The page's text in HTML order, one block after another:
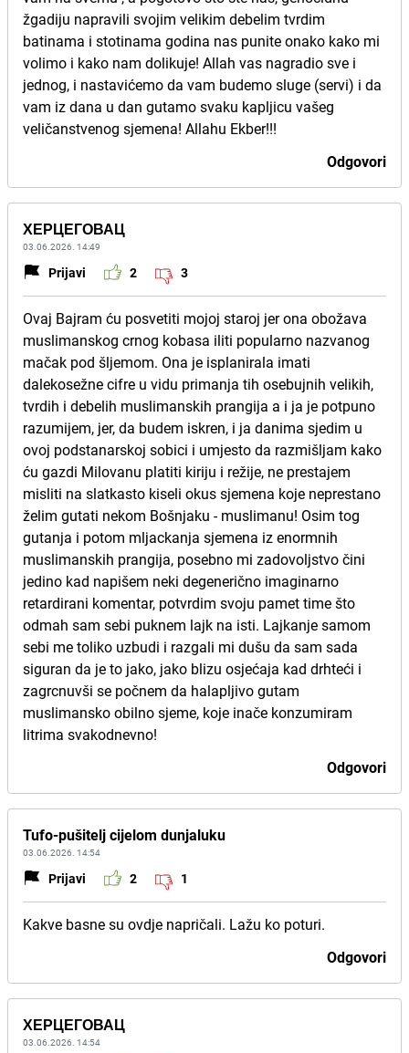
žgadiju napravili svojim velikim debelim tvrdim
batinama i stotinama godina nas punite onako kako mi
volimo i kako nam dolikuje! Allah vas nagradio sve i
jednog, i nastavićemo da vam budemo sluge (servi) i da
vam iz dana u dan gutamo svaku kapljicu vašeg
veličanstvenog sjemena! Allahu Ekber!!!
Odgovori
ХЕРЦЕГОВАЦ
03.06.2026. 14:49
Prijavi 2 3
Ovaj Bajram ću posvetiti mojoj staroj jer ona obožava
muslimanskog crnog kobasa iliti popularno nazvanog
mačak pod šljemom. Ona je isplanirala imati
dalekosežne cifre u vidu primanja tih osebujnih velikih,
tvrdih i debelih muslimanskih prangija a i ja je potpuno
razumijem, jer, da budem iskren, i ja danima sjedim u
ovoj podstanarskoj sobici i umjesto da razmišljam kako
ću gazdi Milovanu platiti kiriju i režije, ne prestajem
misliti na slatkasto kiseli okus sjemena koje neprestano
želim gutati nekom Bošnjaku - muslimanu! Osim tog
gutanja i potom mljackanja sjemena iz enormnih
muslimanskih prangija, posebno mi zadovoljstvo čini
jedino kad napišem neki degenerično imaginarno
retardirani komentar, potvrdim svoju pamet time što
odmah sam sebi puknem lajk na isti. Lajkanje samom
sebi me toliko uzbudi i razgali mi dušu da sam sada
siguran da je to jako, jako blizu osjećaja kad drhteći i
zagrcnuvši se počnem da halapljivo gutam
muslimansko obilno sjeme, koje inače konzumiram
litrima svakodnevno!
Odgovori
Tufo-pušitelj cijelom dunjaluku
03.06.2026. 14:54
Prijavi 2 1
Kakve basne su ovdje napričali. Lažu ko poturi.
Odgovori
ХЕРЦЕГОВАЦ
03.06.2026. 14:54